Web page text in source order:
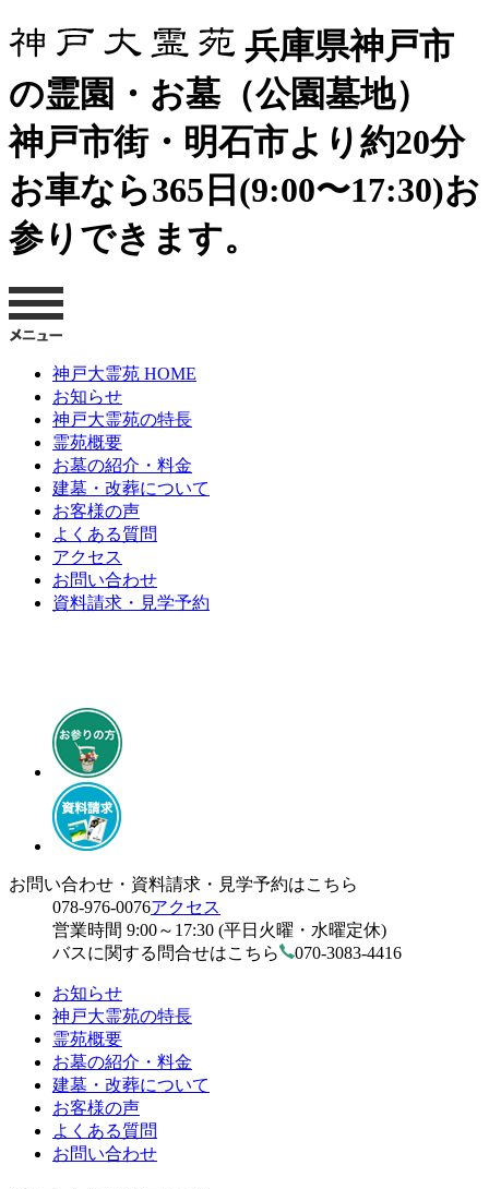
兵庫県神戸市
の霊園・お墓（公園墓地）
神戸市街・明石市より約20分
お車なら365日(9:00〜17:30)お
参りできます。
神戸大霊苑 HOME
お知らせ
神戸大霊苑の特長
霊苑概要
お墓の紹介・料金
建墓・改葬について
お客様の声
よくある質問
アクセス
お問い合わせ
資料請求・見学予約
お問い合わせ・資料請求・見学予約はこちら
078-976-0076アクセス
営業時間 9:00～17:30 (平日火曜・水曜定休)
バスに関する問合せはこちら
070-3083-4416
お知らせ
神戸大霊苑の特長
霊苑概要
お墓の紹介・料金
建墓・改葬について
お客様の声
よくある質問
お問い合わせ